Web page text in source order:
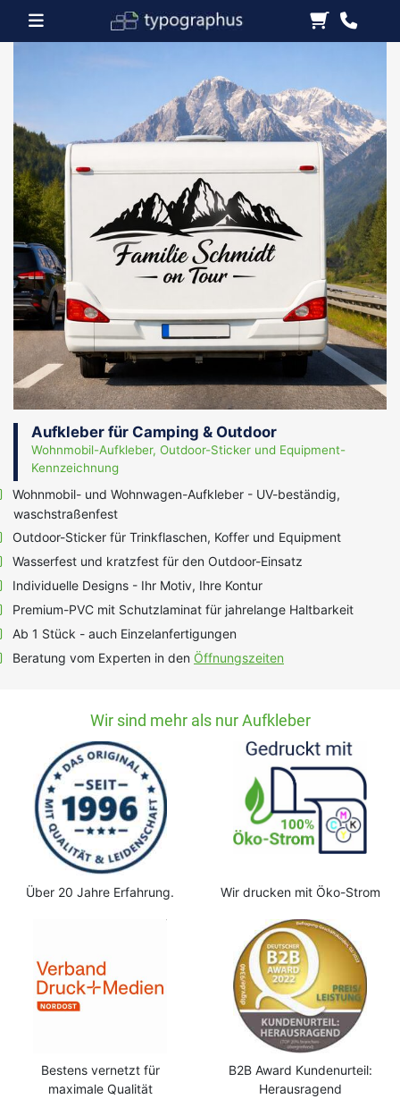
Aufkleber für Camping & Outdoor
Wohnmobil-Aufkleber, Outdoor-Sticker und Equipment-
Kennzeichnung
Wohnmobil- und Wohnwagen-Aufkleber - UV-beständig,
waschstraßenfest
Outdoor-Sticker für Trinkflaschen, Koffer und Equipment
Wasserfest und kratzfest für den Outdoor-Einsatz
Individuelle Designs - Ihr Motiv, Ihre Kontur
Premium-PVC mit Schutzlaminat für jahrelange Haltbarkeit
Ab 1 Stück - auch Einzelanfertigungen
Beratung vom Experten in den Öffnungszeiten
Wir sind mehr als nur Aufkleber
Über 20 Jahre Erfahrung. Wir drucken mit Öko-Strom
Bestens vernetzt für
maximale Qualität
B2B Award Kundenurteil:
Herausragend